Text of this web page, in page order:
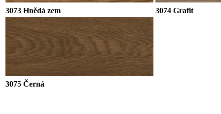
3073 Hnědá zem 3074 Grafit
3075 Černá